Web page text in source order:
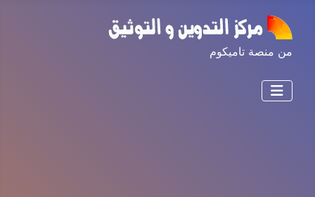
من منصة تاميكوم